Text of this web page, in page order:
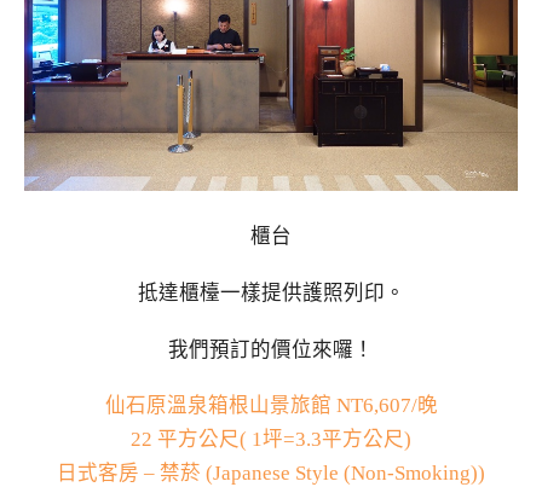
櫃台
抵達櫃檯一樣提供護照列印。
我們預訂的價位來囉！
仙石原溫泉箱根山景旅館 NT6,607/晚
22 平方公尺( 1坪=3.3平方公尺)
日式客房 – 禁菸 (Japanese Style (Non-Smoking))